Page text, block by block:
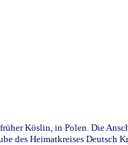
Köslin, in Polen. Die
des Heimatkreises